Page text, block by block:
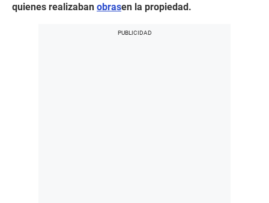
quienes realizaban obrasen la propiedad.